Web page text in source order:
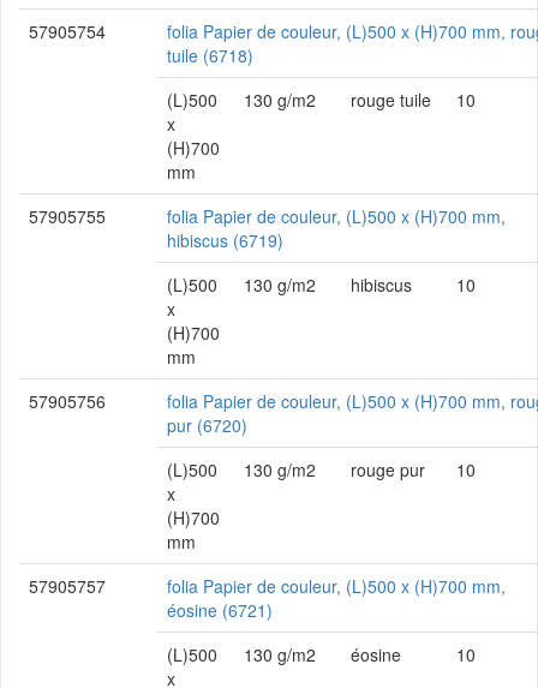
57905754
folia Papier de couleur, (L)500 x (H)700 mm,
tuile (6718)
(L)500
x
(H)700
mm
130 g/m2 rouge tuile 10
57905755
folia Papier de couleur, (L)500 x (H)700 mm,
hibiscus (6719)
(L)500
x
(H)700
mm
130 g/m2 hibiscus 10
57905756
folia Papier de couleur, (L)500 x (H)700 mm,
pur (6720)
(L)500
x
(H)700
mm
130 g/m2 rouge pur 10
57905757
folia Papier de couleur, (L)500 x (H)700 mm,
éosine (6721)
(L)500
x
130 g/m2 éosine 10